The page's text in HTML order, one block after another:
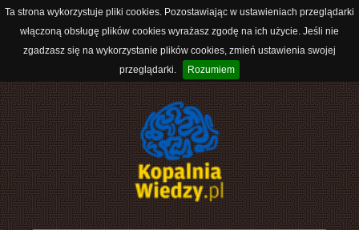
Ta strona wykorzystuje pliki cookies. Pozostawiając w ustawieniach przeglądarki
włączoną obsługę plików cookies wyrażasz zgodę na ich użycie. Jeśli nie
zgadzasz się na wykorzystanie plików cookies, zmień ustawienia swojej
przeglądarki.
Rozumiem